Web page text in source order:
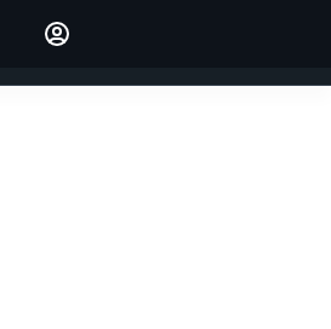
ACCEDI